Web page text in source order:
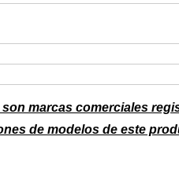
marcas comerciales
de modelos de este